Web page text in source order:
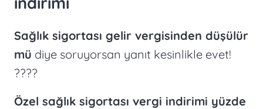
Sağlık sigortası gelir vergisinden düşülür
mü diye soruyorsan yanıt kesinlikle evet!
????
Özel sağlık sigortası vergi indirimi yüzde